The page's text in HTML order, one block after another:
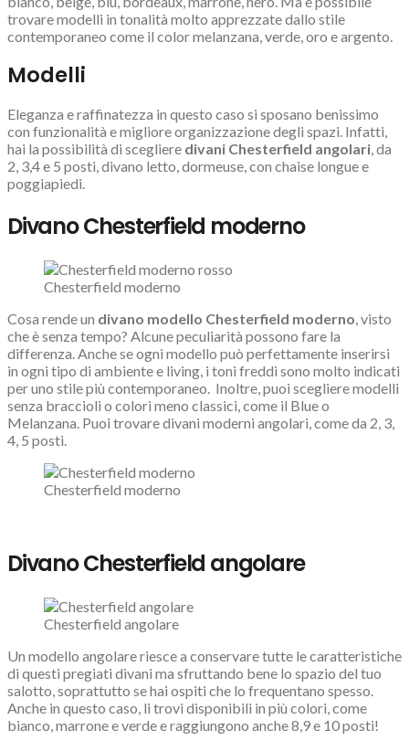
trovare modelli in tonalità molto apprezzate dallo stile
contemporaneo come il color melanzana, verde, oro e argento.
Modelli
Eleganza e raffinatezza in questo caso si sposano benissimo
con funzionalità e migliore organizzazione degli spazi. Infatti,
hai la possibilità di scegliere divani Chesterfield angolari , da
2, 3,4 e 5 posti, divano letto, dormeuse, con chaise longue e
poggiapiedi.
Divano Chesterfield moderno
Chesterfield moderno
Cosa rende un divano modello Chesterfield moderno , visto
che è senza tempo? Alcune peculiarità possono fare la
differenza. Anche se ogni modello può perfettamente inserirsi
in ogni tipo di ambiente e living, i toni freddi sono molto indicati
per uno stile più contemporaneo. Inoltre, puoi scegliere modelli
senza braccioli o colori meno classici, come il Blue o
Melanzana. Puoi trovare divani moderni angolari, come da 2, 3,
4, 5 posti.
Chesterfield moderno
Divano Chesterfield angolare
Chesterfield angolare
Un modello angolare riesce a conservare tutte le caratteristiche
di questi pregiati divani ma sfruttando bene lo spazio del tuo
salotto, soprattutto se hai ospiti che lo frequentano spesso.
Anche in questo caso, li trovi disponibili in più colori, come
bianco, marrone e verde e raggiungono anche 8,9 e 10 posti!